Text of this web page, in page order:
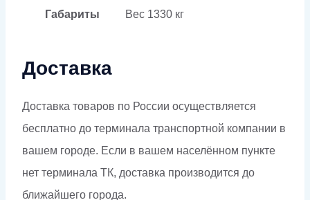
Габариты Вес 1330 кг
Доставка
Доставка товаров по России осуществляется
бесплатно до терминала транспортной компании в
вашем городе. Если в вашем населённом пункте
нет терминала ТК, доставка производится до
ближайшего города.